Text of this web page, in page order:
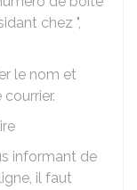
chez ",
le nom et
informant de
il faut